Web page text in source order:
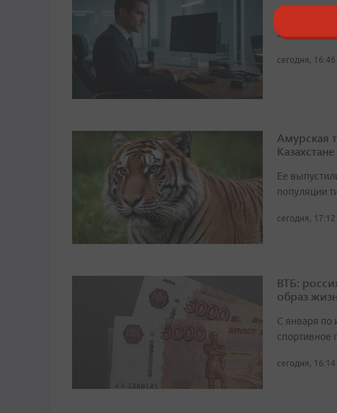
По данным
зарплатные
сегодня, 16:46
Амурская
Казахстане
Ее
популяции
сегодня, 17:12
ВТБ:
образ
С января по
спортивное
сегодня, 16:14